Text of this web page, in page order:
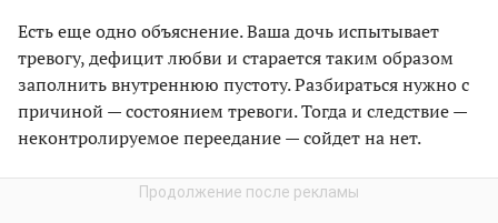
Есть еще одно объяснение. Ваша дочь испытывает
тревогу, дефицит любви и старается таким образом
заполнить внутреннюю пустоту. Разбираться нужно с
причиной — состоянием тревоги. Тогда и следствие —
неконтролируемое переедание — сойдет на нет.